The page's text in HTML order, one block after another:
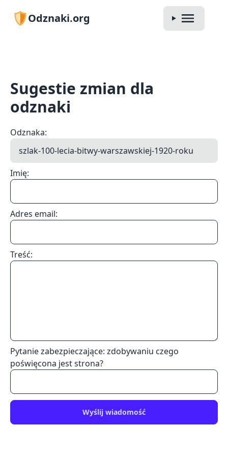
Odznaki.org
Sugestie zmian dla
odznaki
Odznaka:
Imię:
Adres email:
Treść:
Pytanie zabezpieczające: zdobywaniu czego
poświęcona jest strona?